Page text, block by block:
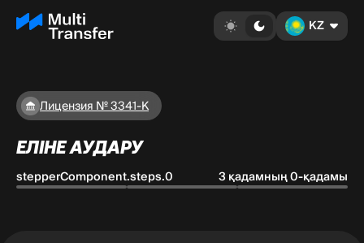
KZ
Лицензия № 3341-К
ЕЛІНЕ АУДАРУ
stepperComponent.steps.0 3 қадамның 0-қадамы